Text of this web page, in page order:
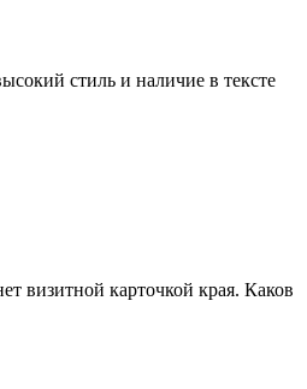
стиль и наличие в тексте
визитной карточкой края. Каков